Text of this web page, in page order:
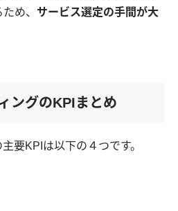
め、 サービス選定の手間が大
ングのKPIまとめ
要KPIは以下の４つです。